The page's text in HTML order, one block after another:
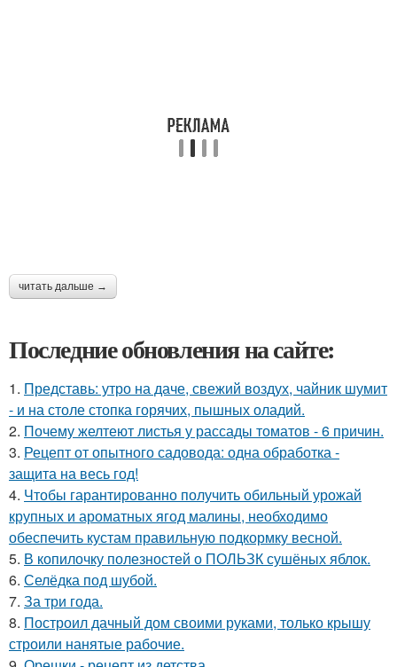
читать дальше →
Последние обновления на сайте:
1. Представь: утро на даче, свежий воздух, чайник шумит
- и на столе стопка горячих, пышных оладий.
2. Почему желтеют листья у рассады томатов - 6 причин.
3. Рецепт от опытного садовода: одна обработка -
защита на весь год!
4. Чтобы гарантированно получить обильный урожай
крупных и ароматных ягод малины, необходимо
обеспечить кустам правильную подкормку весной.
5. В копилочку полезностей о ПОЛЬЗК сушёных яблок.
6. Селёдка под шубой.
7. За три года.
8. Построил дачный дом своими руками, только крышу
строили нанятые рабочие.